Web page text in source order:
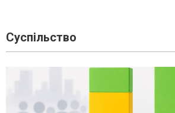
Суспільство